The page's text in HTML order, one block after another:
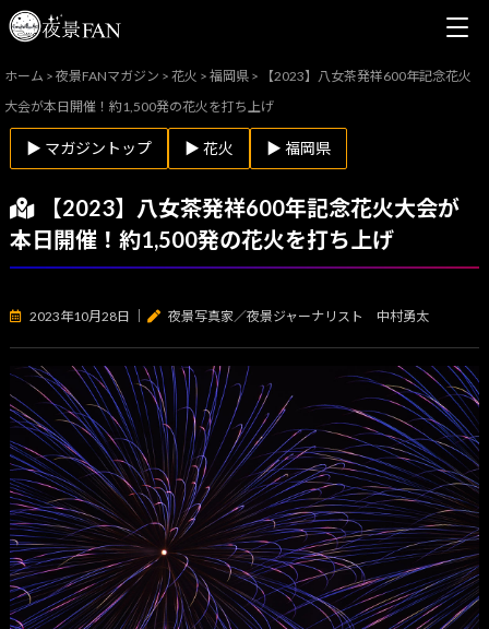
ホーム >夜景FANマガジン >花火 >福岡県 >
【2023】八女茶発祥600年記念花火
大会が本日開催！約1,500発の花火を打ち上げ
▶ マガジントップ ▶ 花火 ▶ 福岡県
【2023】八女茶発祥600年記念花火大会が
本日開催！約1,500発の花火を打ち上げ
2023年10月28日 夜景写真家／夜景ジャーナリスト 中村勇太